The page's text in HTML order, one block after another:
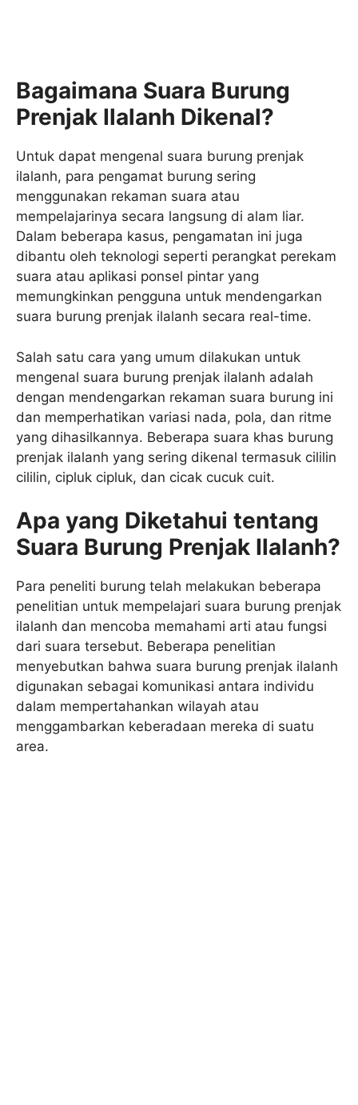
Bagaimana Suara Burung
Prenjak Ilalanh Dikenal?
Untuk dapat mengenal suara burung prenjak
ilalanh, para pengamat burung sering
menggunakan rekaman suara atau
mempelajarinya secara langsung di alam liar.
Dalam beberapa kasus, pengamatan ini juga
dibantu oleh teknologi seperti perangkat perekam
suara atau aplikasi ponsel pintar yang
memungkinkan pengguna untuk mendengarkan
suara burung prenjak ilalanh secara real-time.
Salah satu cara yang umum dilakukan untuk
mengenal suara burung prenjak ilalanh adalah
dengan mendengarkan rekaman suara burung ini
dan memperhatikan variasi nada, pola, dan ritme
yang dihasilkannya. Beberapa suara khas burung
prenjak ilalanh yang sering dikenal termasuk cililin
cililin, cipluk cipluk, dan cicak cucuk cuit.
Apa yang Diketahui tentang
Suara Burung Prenjak Ilalanh?
Para peneliti burung telah melakukan beberapa
penelitian untuk mempelajari suara burung prenjak
ilalanh dan mencoba memahami arti atau fungsi
dari suara tersebut. Beberapa penelitian
menyebutkan bahwa suara burung prenjak ilalanh
digunakan sebagai komunikasi antara individu
dalam mempertahankan wilayah atau
menggambarkan keberadaan mereka di suatu
area.